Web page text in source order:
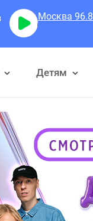
Москва 96.8
Детям